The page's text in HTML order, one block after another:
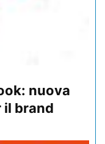
nuova
il brand